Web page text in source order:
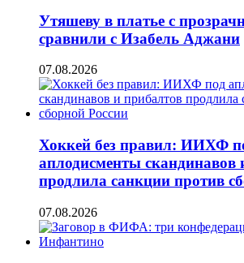
Утяшеву в платье с
сравнили с Изабель Аджани
07.08.2026
Хоккей без правил: ИИХФ
аплодисменты скандинавов
продлила санкции против
07.08.2026